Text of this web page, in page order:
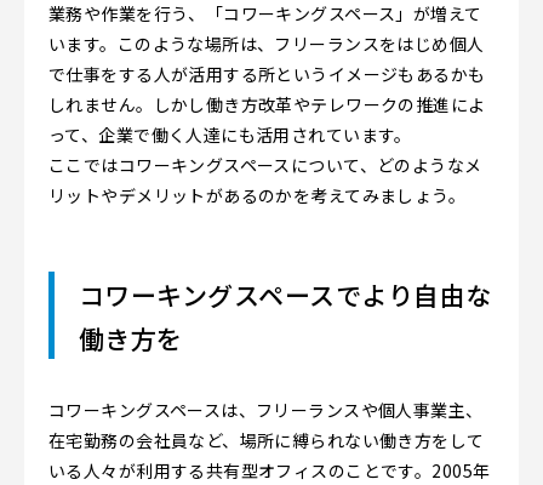
業務や作業を行う、「コワーキングスペース」が増えて
います。このような場所は、フリーランスをはじめ個人
で仕事をする人が活用する所というイメージもあるかも
しれません。しかし働き方改革やテレワークの推進によ
って、企業で働く人達にも活用されています。
ここではコワーキングスペースについて、どのようなメ
リットやデメリットがあるのかを考えてみましょう。
コワーキングスペースでより自由な
働き方を
コワーキングスペースは、フリーランスや個人事業主、
在宅勤務の会社員など、場所に縛られない働き方をして
いる人々が利用する共有型オフィスのことです。2005年